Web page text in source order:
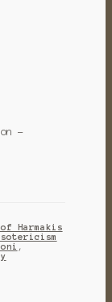
-
of Harmakis
,